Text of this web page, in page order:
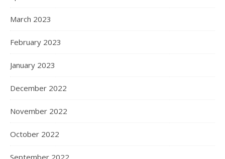
March 2023
February 2023
January 2023
December 2022
November 2022
October 2022
September 2022